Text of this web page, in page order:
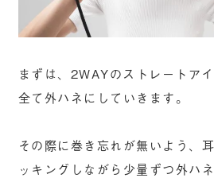
まずは、2WAYのストレートア
全て外ハネにしていきます。
その際に巻き忘れが無いよう、
ッキングしながら少量ずつ外ハ